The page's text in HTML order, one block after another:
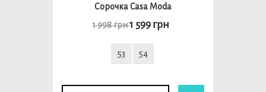
Сорочка Casa Moda
1 998 грн1 599 грн
53 54